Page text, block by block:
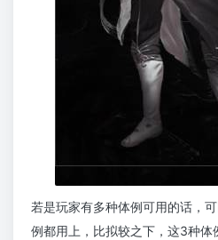
若是玩家有多种体例可用的话，
例都用上，比拟较之下，这3种